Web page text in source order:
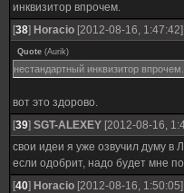
инквизитор впрочем.
[38] Horacio [2012-08-16, 1:47:42]
Quote (Aurik)
нестандартный инквизитор впрочем.
вот это здорово.
[39] SGT-ALEXEY [2012-08-16,
свои идеи я уже озвучил думу в
если одобрит, надо будет мне
[40] Horacio [2012-08-16, 1:50:05]